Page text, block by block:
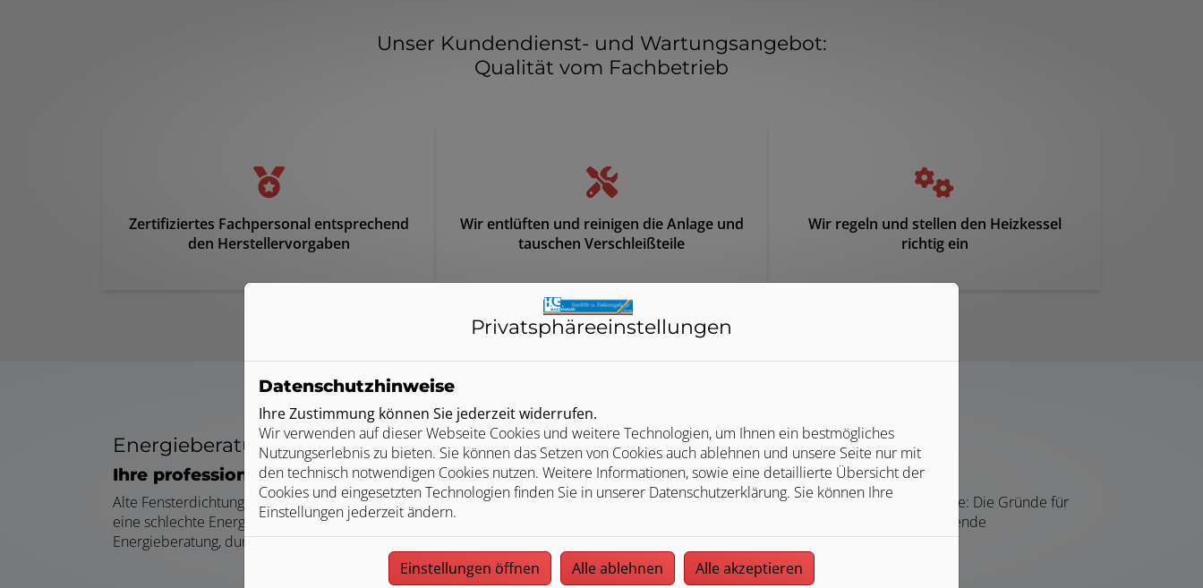
Unser Kundendienst- und Wartungsangebot:
Qualität vom Fachbetrieb
Zertifiziertes Fachpersonal entsprechend
den Herstellervorgaben
Wir entlüften und reinigen die Anlage und
tauschen Verschleißteile
Wir regeln und stellen den Heizkessel
richtig ein
Energieberatung von Hans Günther Backhaus GmbH
Ihre professionelle Beratung vor Ort
Alte Fensterdichtungen, keine ausreichende Dämmung an den Außenwänden oder ein schlechter Wirkungsgrad in der Heizungsanlage: Die Gründe für
eine schlechte Energiebilanz können sehr vielfältig sein. Hans Günther Backhaus GmbH ist Ihr Fachbetrieb aus Essen für eine umfassende
Energieberatung, durchgeführt von unserem/r geprüften Gebäudeenergieberater/in.
Privatsphäre­einstellungen
Datenschutzhinweise
Ihre Zustimmung können Sie jederzeit widerrufen.
Wir verwenden auf dieser Webseite Cookies und weitere Technologien, um Ihnen ein bestmögliches
Nutzungserlebnis zu bieten. Sie können das Setzen von Cookies auch ablehnen und unsere Seite nur mit
den technisch notwendigen Cookies nutzen. Weitere Informationen, sowie eine detaillierte Übersicht der
Cookies und eingesetzten Technologien finden Sie in unserer Datenschutzerklärung. Sie können Ihre
Einstellungen jederzeit ändern.
Einstellungen öffnen Alle ablehnen Alle akzeptieren